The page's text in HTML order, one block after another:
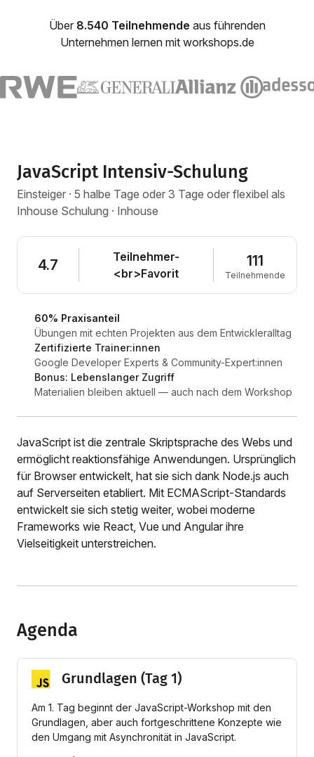
Über 8.540 Teilnehmende aus führenden
Unternehmen lernen mit workshops.de
JavaScript Intensiv-Schulung
Einsteiger · 5 halbe Tage oder 3 Tage oder flexibel als
Inhouse Schulung · Inhouse
4.7
Teilnehmer-
<br>Favorit
111
Teilnehmende
60% Praxisanteil
Übungen mit echten Projekten aus dem Entwickleralltag
Zertifizierte Trainer:innen
Google Developer Experts & Community-Expert:innen
Bonus: Lebenslanger Zugriff
Materialien bleiben aktuell — auch nach dem Workshop
JavaScript ist die zentrale Skriptsprache des Webs und
ermöglicht reaktionsfähige Anwendungen. Ursprünglich
für Browser entwickelt, hat sie sich dank Node.js auch
auf Serverseiten etabliert. Mit ECMAScript-Standards
entwickelt sie sich stetig weiter, wobei moderne
Frameworks wie React, Vue und Angular ihre
Vielseitigkeit unterstreichen.
Agenda
Grundlagen (Tag 1)
Am 1. Tag beginnt der JavaScript-Workshop mit den
Grundlagen, aber auch fortgeschrittene Konzepte wie
den Umgang mit Asynchronität in JavaScript.